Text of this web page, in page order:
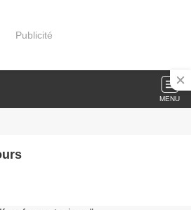
Publicité
MENU